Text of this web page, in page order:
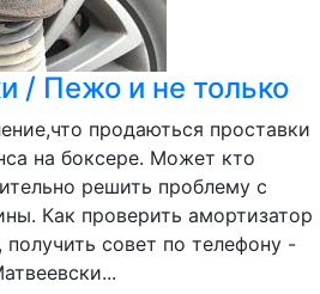
/ Пежо и не только
продаються проставки
на боксере. Может кто
решить проблему с
Как проверить амортизатор
получить совет по телефону -